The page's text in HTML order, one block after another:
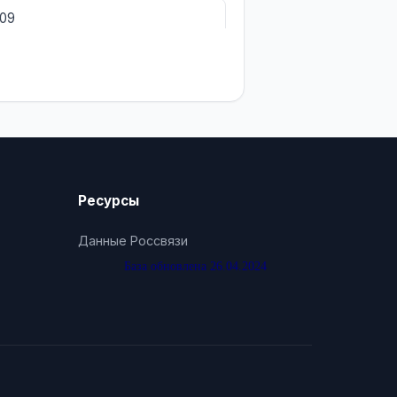
Ресурсы
Данные Россвязи
База обновлена 26.04.2024